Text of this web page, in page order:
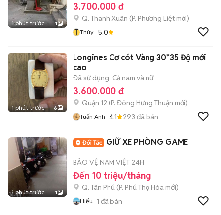
1 phút trước 1
3.700.000 đ
Q. Thanh Xuân (P. Phương Liệt mới)
T Thúy 5.0
1 phút trước 6
Longines Cơ cót Vàng 30*35 Độ mới
cao
Đã sử dụng Cả nam và nữ
3.600.000 đ
Quận 12 (P. Đông Hưng Thuận mới)
Tuấn Anh 4.1 293 đã bán
1 phút trước 1
GIỮ XE PHÒNG GAME
BẢO VỆ NAM VIỆT 24H
Đến 10 triệu/tháng
Q. Tân Phú (P. Phú Thọ Hòa mới)
Hiếu 1 đã bán